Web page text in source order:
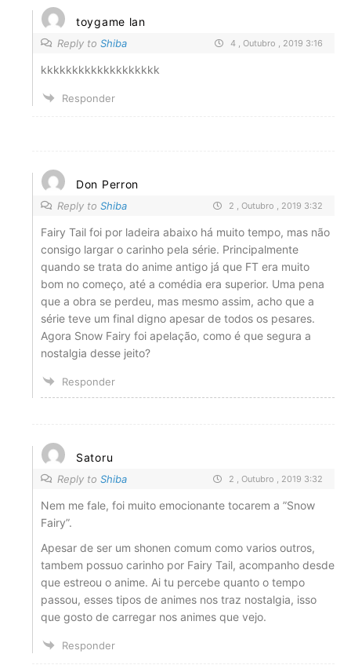
toygame lan
Reply to Shiba 4 , Outubro , 2019 3:16
kkkkkkkkkkkkkkkkkkk
Responder
Don Perron
Reply to Shiba 2 , Outubro , 2019 3:32
Fairy Tail foi por ladeira abaixo há muito tempo, mas não
consigo largar o carinho pela série. Principalmente
quando se trata do anime antigo já que FT era muito
bom no começo, até a comédia era superior. Uma pena
que a obra se perdeu, mas mesmo assim, acho que a
série teve um final digno apesar de todos os pesares.
Agora Snow Fairy foi apelação, como é que segura a
nostalgia desse jeito?
Responder
Satoru
Reply to Shiba 2 , Outubro , 2019 3:32
Nem me fale, foi muito emocionante tocarem a ”Snow
Fairy”.
Apesar de ser um shonen comum como varios outros,
tambem possuo carinho por Fairy Tail, acompanho desde
que estreou o anime. Ai tu percebe quanto o tempo
passou, esses tipos de animes nos traz nostalgia, isso
que gosto de carregar nos animes que vejo.
Responder